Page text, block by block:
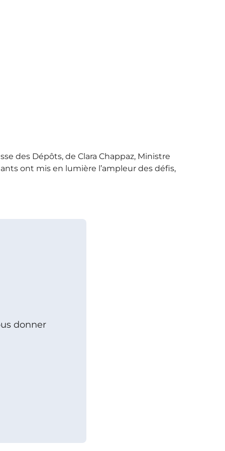
des Dépôts, de Clara Chappaz, Ministre
ont mis en lumière l’ampleur des défis,
donner